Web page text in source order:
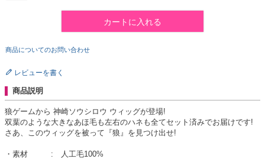
カートに入れる
商品についてのお問い合わせ
レビューを書く
商品説明
狼ゲームから 神崎ソウシロウ ウィッグが登場!
双葉のような大きなあほ毛も左右のハネも全てセット済みでお届けです!
さあ、このウィッグを被って『狼』を見つけ出せ!
・素材 : 人工毛100%